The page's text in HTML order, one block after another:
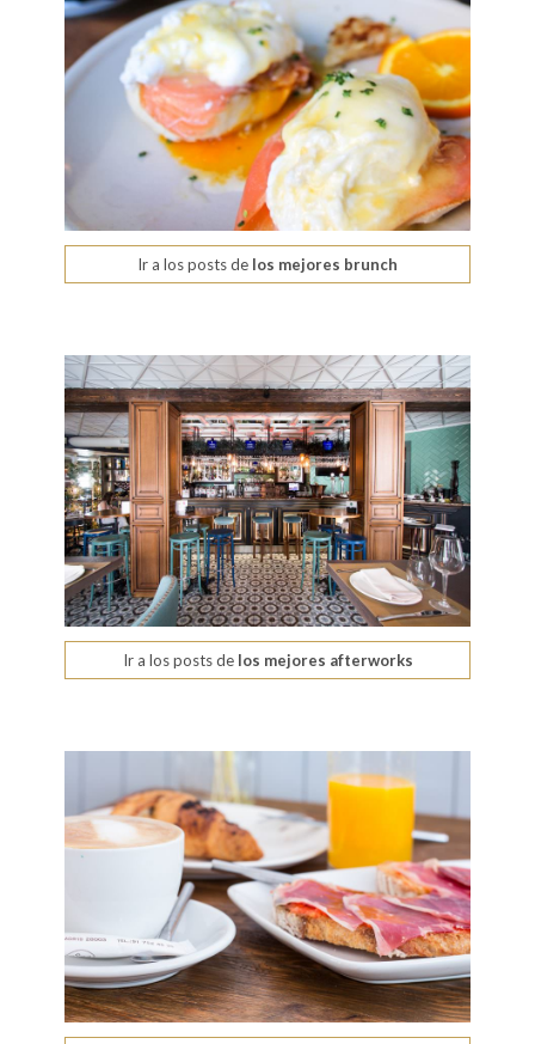
Ir a los posts de los mejores brunch
Ir a los posts delos mejores afterworks